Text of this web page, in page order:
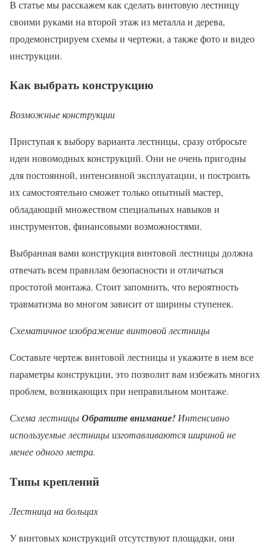
В статье мы расскажем как сделать винтовую лестницу
своими руками на второй этаж из металла и дерева,
продемонстрируем схемы и чертежи, а также фото и видео
инструкции.
Как выбрать конструкцию
Возможные конструкции
Приступая к выбору варианта лестницы, сразу отбросьте
идеи новомодных конструкций. Они не очень пригодны
для постоянной, интенсивной эксплуатации, и построить
их самостоятельно сможет только опытный мастер,
обладающий множеством специальных навыков и
инструментов, финансовыми возможностями.
Выбранная вами конструкция винтовой лестницы должна
отвечать всем правилам безопасности и отличаться
простотой монтажа. Стоит запомнить, что вероятность
травматизма во многом зависит от ширины ступенек.
Схематичное изображение винтовой лестницы
Составьте чертеж винтовой лестницы и укажите в нем все
параметры конструкции, это позволит вам избежать многих
проблем, возникающих при неправильном монтаже.
Схема лестницыОбратите внимание! Интенсивно
используемые лестницы изготавливаются шириной не
менее одного метра.
Типы креплений
Лестница на больцах
У винтовых конструкций отсутствуют площадки, они